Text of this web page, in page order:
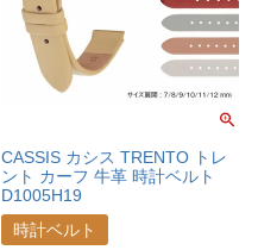
CASSIS カシス TRENTO トレ
ント カーフ 牛革 時計ベルト
D1005H19
時計ベルト